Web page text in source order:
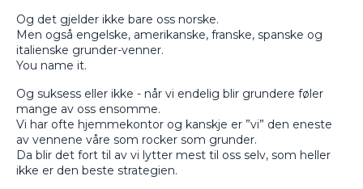
Og det gjelder ikke bare oss norske.
Men også engelske, amerikanske, franske, spanske og
italienske grunder-venner.
You name it.
Og suksess eller ikke - når vi endelig blir grundere føler
mange av oss ensomme.
Vi har ofte hjemmekontor og kanskje er ”vi” den eneste
av vennene våre som rocker som grunder.
Da blir det fort til av vi lytter mest til oss selv, som heller
ikke er den beste strategien.